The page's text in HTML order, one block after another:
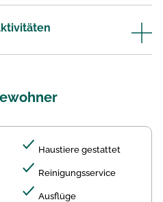
Haustiere gestattet
Reinigungsservice
Ausflüge